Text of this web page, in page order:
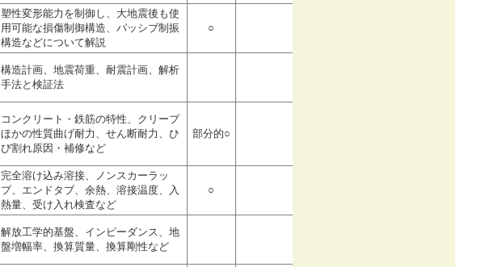
塑性変形能力を制御し、大地震後も使
用可能な損傷制御構造、パッシブ制振
構造などについて解説
○
構造計画、地震荷重、耐震計画、解析
手法と検証法
コンクリート・鉄筋の特性、クリープ
ほかの性質曲げ耐力、せん断耐力、ひ
び割れ原因・補修など
部分的○
完全溶け込み溶接、ノンスカーラッ
プ、エンドタブ、余熱、溶接温度、入
熱量、受け入れ検査など
○
解放工学的基盤、インピーダンス、地
盤増幅率、換算質量、換算剛性など